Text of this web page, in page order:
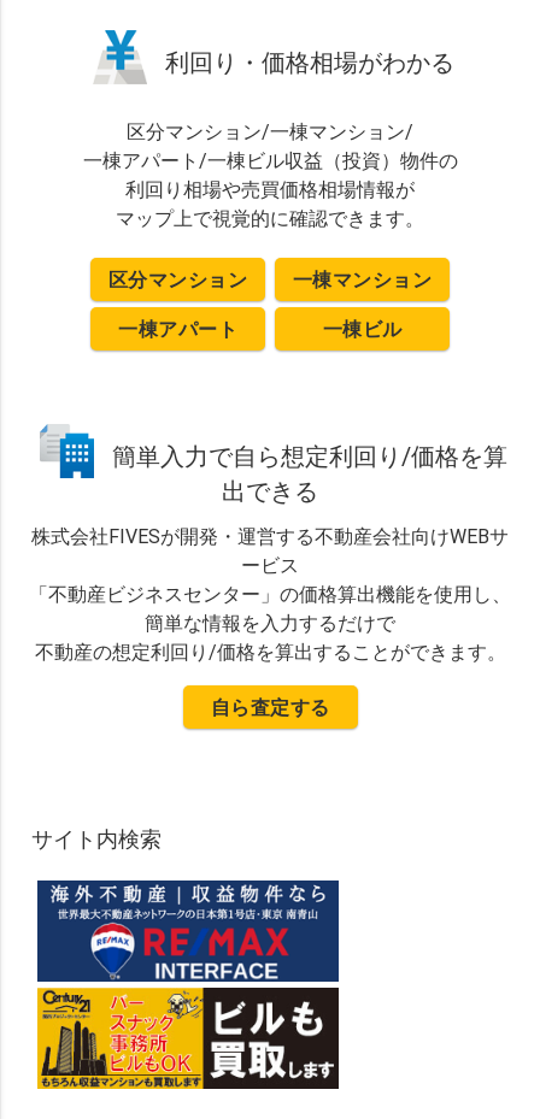
利回り・価格相場がわかる
区分マンション/一棟マンション/
一棟アパート /一棟ビル収益（投資）物件の
利回り相場や売買価格相場情報が
マップ上で視覚的に確認できます。
区分マンション 一棟マンション
一棟アパート 一棟ビル
簡単入力で自ら想定利回り/価格を算
出できる
株式会社FIVESが開発・運営する不動産会社向けWEBサ
ービス
「不動産ビジネスセンター」の価格算出機能を使用し、
簡単な情報を入力するだけで
不動産の想定利回り/価格を算出することができます。
自ら査定する
サイト内検索